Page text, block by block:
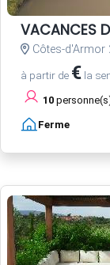
VACANCES
Côtes-d'Armor
à partir de € la
10
Ferme